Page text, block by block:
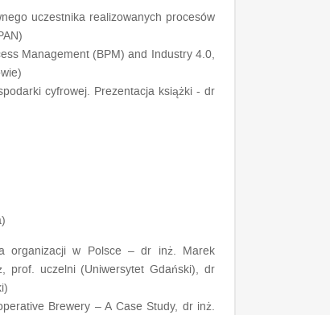
uczestnika realizowanych procesów
Management (BPM) and Industry 4.0,
cyfrowej. Prezentacja książki - dr
organizacji w Polsce – dr inż. Marek
prof. uczelni (Uniwersytet Gdański), dr
Brewery – A Case Study, dr inż.